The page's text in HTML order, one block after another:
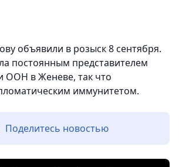
объявили в розыск 8 сентября.
постоянным представителем
ООН в Женеве, так что
иммунитетом.
Поделитесь новостью